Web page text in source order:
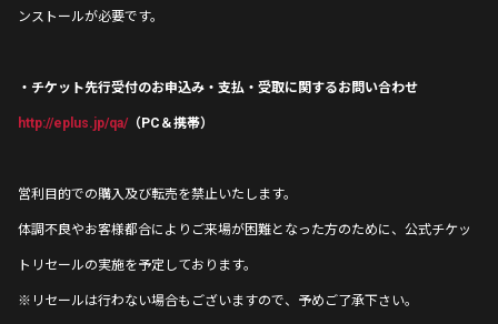
ンストールが必要です。
・チケット先行受付のお申込み・支払・受取に関するお問い合わせ
http://eplus.jp/qa/ （PC＆携帯）
営利目的での購入及び転売を禁止いたします。
体調不良やお客様都合によりご来場が困難となった方のために、公式チケッ
トリセールの実施を予定しております。
※ リセールは行わない場合もございますので、予めご了承下さい。